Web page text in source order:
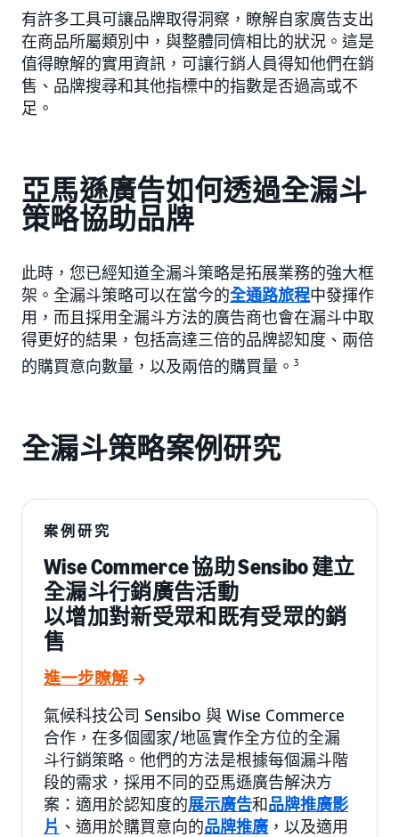
有許多工具可讓品牌取得洞察，瞭解自家廣告支出
在商品所屬類別中，與整體同儕相比的狀況。這是
值得瞭解的實用資訊，可讓行銷人員得知他們在銷
售、品牌搜尋和其他指標中的指數是否過高或不
足。
亞馬遜廣告如何透過全漏斗
策略協助品牌
此時，您已經知道全漏斗策略是拓展業務的強大框
架。全漏斗策略可以在當今的全通路旅程中發揮作
用，而且採用全漏斗方法的廣告商也會在漏斗中取
得更好的結果，包括高達三倍的品牌認知度、兩倍
的購買意向數量，以及兩倍的購買量。 3
全漏斗策略案例研究
案例研究
Wise Commerce 協助 Sensibo 建立
全漏斗行銷廣告活動
以增加對新受眾和既有受眾的銷
售
進一步瞭解
氣候科技公司 Sensibo 與 Wise Commerce
合作，在多個國家/地區實作全方位的全漏
斗行銷策略。他們的方法是根據每個漏斗階
段的需求，採用不同的亞馬遜廣告解決方
案：適用於認知度的展示廣告和品牌推廣影
片 、適用於購買意向的品牌推廣 ，以及適用